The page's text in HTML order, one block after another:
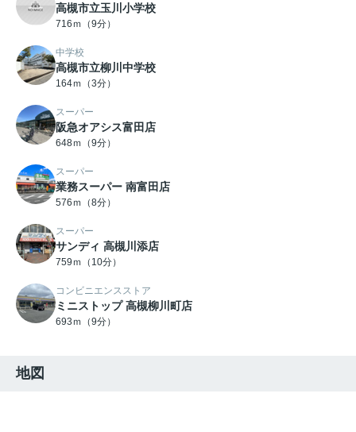
高槻市立玉川小学校
716ｍ（9分）
中学校
高槻市立柳川中学校
164ｍ（3分）
スーパー
阪急オアシス富田店
648ｍ（9分）
スーパー
業務スーパー 南富田店
576ｍ（8分）
スーパー
サンディ 高槻川添店
759ｍ（10分）
コンビニエンスストア
ミニストップ 高槻柳川町店
693ｍ（9分）
地図